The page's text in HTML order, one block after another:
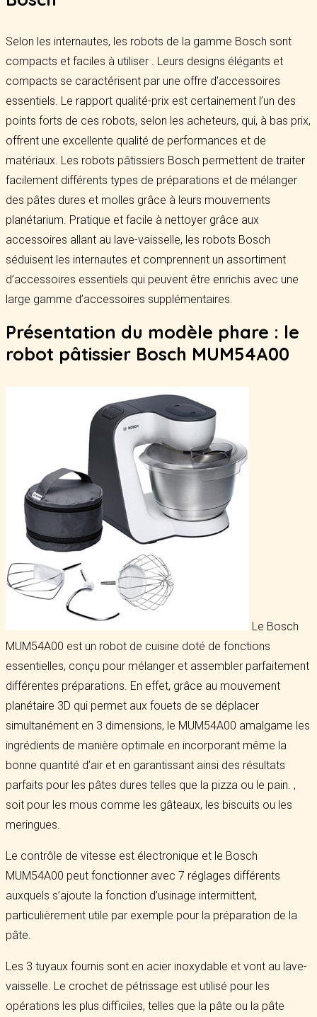
Selon les internautes, les robots de la gamme Bosch sont
compacts et faciles à utiliser . Leurs designs élégants et
compacts se caractérisent par une offre d’accessoires
essentiels. Le rapport qualité-prix est certainement l’un des
points forts de ces robots, selon les acheteurs, qui, à bas prix,
offrent une excellente qualité de performances et de
matériaux. Les robots pâtissiers Bosch permettent de traiter
facilement différents types de préparations et de mélanger
des pâtes dures et molles grâce à leurs mouvements
planétarium. Pratique et facile à nettoyer grâce aux
accessoires allant au lave-vaisselle, les robots Bosch
séduisent les internautes et comprennent un assortiment
d’accessoires essentiels qui peuvent être enrichis avec une
large gamme d’accessoires supplémentaires.
Présentation du modèle phare : le
robot pâtissier Bosch MUM54A00
Le Bosch
MUM54A00 est un robot de cuisine doté de fonctions
essentielles, conçu pour mélanger et assembler parfaitement
différentes préparations. En effet, grâce au mouvement
planétaire 3D qui permet aux fouets de se déplacer
simultanément en 3 dimensions, le MUM54A00 amalgame les
ingrédients de manière optimale en incorporant même la
bonne quantité d’air et en garantissant ainsi des résultats
parfaits pour les pâtes dures telles que la pizza ou le pain. ,
soit pour les mous comme les gâteaux, les biscuits ou les
meringues.
Le contrôle de vitesse est électronique et le Bosch
MUM54A00 peut fonctionner avec 7 réglages différents
auxquels s’ajoute la fonction d’usinage intermittent,
particulièrement utile par exemple pour la préparation de la
pâte.
Les 3 tuyaux fournis sont en acier inoxydable et vont au lave-
vaisselle. Le crochet de pétrissage est utilisé pour les
opérations les plus difficiles, telles que la pâte ou la pâte